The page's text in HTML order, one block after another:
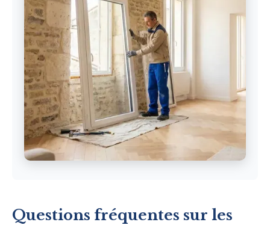
Questions fréquentes sur les